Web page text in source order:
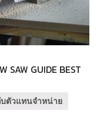
SAW GUIDE BEST
ตัวแทนจำหน่าย